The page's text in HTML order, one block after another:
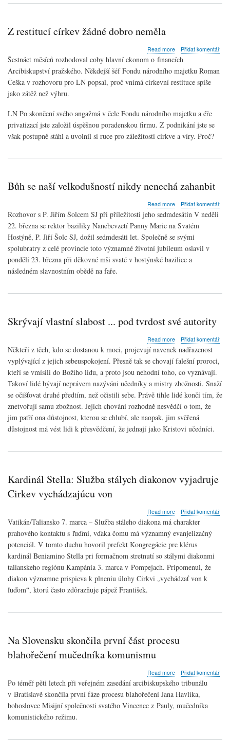
Z restitucí církev žádné dobro neměla
Read moreabout
Z
církev
žádné
Přidat komentář
Šestnáct měsíců rozhodoval coby hlavní ekonom o financích
Arcibiskupství pražského. Někdejší šéf Fondu národního majetku Roman
Češka v rozhovoru pro LN popsal, proč vnímá církevní restituce spíše
jako zátěž než výhru.
LN Po skončení svého angažmá v čele Fondu národního majetku a éře
privatizací jste založil úspěšnou poradenskou firmu. Z podnikání jste se
však postupně stáhl a uvolnil si ruce pro záležitosti církve a víry. Proč?
Bůh se naší velkodušností nikdy nenechá zahanbit
Read moreabout
Bůh
naší
velkodušností
nikdy
nenechá
zahanbit
Přidat komentář
Rozhovor s P. Jiřím Šolcem SJ při příležitosti jeho sedmdesátin V neděli
22. března se rektor baziliky Nanebevzetí Panny Marie na Svatém
Hostýně, P. Jiří Šolc SJ, dožil sedmdesáti let. Společně se svými
spolubratry z celé provincie toto významné životní jubileum oslavil v
pondělí 23. března při děkovné mši svaté v hostýnské bazilice a
následném slavnostním obědě na faře.
Skrývají vlastní slabost ... pod tvrdost své autority
Read moreabout
Skrývají
slabost
...
pod
tvrdost
své
autority
Přidat komentář
Někteří z těch, kdo se dostanou k moci, projevují navenek nadřazenost
vyplývající z jejich sebeuspokojení. Přesně tak se chovají falešní proroci,
kteří se vmísili do Božího lidu, a proto jsou nehodní toho, co vyznávají.
Takoví lidé bývají neprávem nazýváni učedníky a mistry zbožnosti. Snaží
se očišťovat druhé předtím, než očistili sebe. Právě tihle lidé končí tím, že
znetvořují samu zbožnost. Jejich chování rozhodně nesvědčí o tom, že
jim patří ona důstojnost, kterou se chlubí, ale naopak, jim svěřená
důstojnost má vést lidi k přesvědčení, že jednají jako Kristovi učedníci.
Kardinál Stella: Služba stálych diakonov vyjadruje
Cirkev vychádzajúcu von
Read moreabout
Kardinál
Služba
stálych
diakonov
Cirkev
vychádzajúcu
Přidat komentář
Vatikán/Taliansko 7. marca – Služba stáleho diakona má charakter
prahového kontaktu s ľuďmi, vďaka čomu má významný evanjelizačný
potenciál. V tomto duchu hovoril prefekt Kongregácie pre klérus
kardinál Beniamino Stella pri formačnom stretnutí so stálymi diakonmi
talianskeho regiónu Kampánia 3. marca v Pompejach. Pripomenul, že
diakon významne prispieva k plneniu úlohy Cirkvi „vychádzať von k
ľuďom“, ktorú často zdôrazňuje pápež František.
Na Slovensku skončila první část procesu
blahořečení mučedníka komunismu
Read moreabout
Na
skončila
první
mučedníka
Přidat komentář
Po téměř pěti letech při veřejném zasedání arcibiskupského tribunálu
v Bratislavě skončila první fáze procesu blahořečení Jana Havlíka,
bohoslovce Misijní společnosti svatého Vincence z Pauly, mučedníka
komunistického režimu.